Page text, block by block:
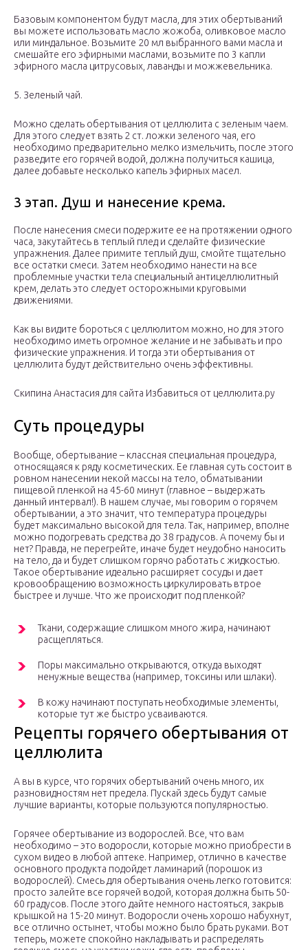
Базовым компонентом будут масла, для этих обертываний
вы можете использовать масло жожоба, оливковое масло
или миндальное. Возьмите 20 мл выбранного вами масла и
смешайте его эфирными маслами, возьмите по 3 капли
эфирного масла цитрусовых, лаванды и можжевельника.
5. Зеленый чай.
Можно сделать обертывания от целлюлита с зеленым чаем.
Для этого следует взять 2 ст. ложки зеленого чая, его
необходимо предварительно мелко измельчить, после этого
разведите его горячей водой, должна получиться кашица,
далее добавьте несколько капель эфирных масел.
3 этап. Душ и нанесение крема.
После нанесения смеси подержите ее на протяжении одного
часа, закутайтесь в теплый плед и сделайте физические
упражнения. Далее примите теплый душ, смойте тщательно
все остатки смеси. Затем необходимо нанести на все
проблемные участки тела специальный антицеллюлитный
крем, делать это следует осторожными круговыми
движениями.
Как вы видите бороться с целлюлитом можно, но для этого
необходимо иметь огромное желание и не забывать и про
физические упражнения. И тогда эти обертывания от
целлюлита будут действительно очень эффективны.
Скипина Анастасия для сайта Избавиться от целлюлита.ру
Суть процедуры
Вообще, обертывание – классная специальная процедура,
относящаяся к ряду косметических. Ее главная суть состоит в
ровном нанесении некой массы на тело, обматывании
пищевой пленкой на 45-60 минут (главное – выдержать
данный интервал!). В нашем случае, мы говорим о горячем
обертывании, а это значит, что температура процедуры
будет максимально высокой для тела. Так, например, вполне
можно подогревать средства до 38 градусов. А почему бы и
нет? Правда, не перегрейте, иначе будет неудобно наносить
на тело, да и будет слишком горячо работать с жидкостью.
Такое обертывание идеально расширяет сосуды и дает
кровообращению возможность циркулировать втрое
быстрее и лучше. Что же происходит под пленкой?
Ткани, содержащие слишком много жира, начинают
расщепляться.
Поры максимально открываются, откуда выходят
ненужные вещества (например, токсины или шлаки).
В кожу начинают поступать необходимые элементы,
которые тут же быстро усваиваются.
Рецепты горячего обертывания от
целлюлита
А вы в курсе, что горячих обертываний очень много, их
разновидностям нет предела. Пускай здесь будут самые
лучшие варианты, которые пользуются популярностью.
Горячее обертывание из водорослей. Все, что вам
необходимо – это водоросли, которые можно приобрести в
сухом видео в любой аптеке. Например, отлично в качестве
основного продукта подойдет ламинарий (порошок из
водорослей). Смесь для обертывания очень легко готовится:
просто залейте все горячей водой, которая должна быть 50-
60 градусов. После этого дайте немного настояться, закрыв
крышкой на 15-20 минут. Водоросли очень хорошо набухнут,
все отлично остынет, чтобы можно было брать руками. Вот
теперь, можете спокойно накладывать и распределять